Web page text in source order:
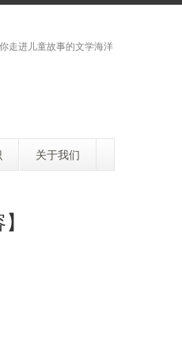
走进儿童故事的文学海洋
关于我们